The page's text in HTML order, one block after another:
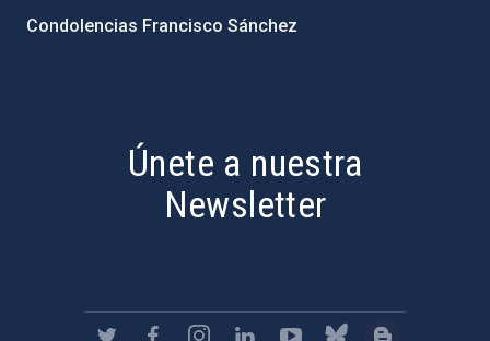
Condolencias Francisco Sánchez
Únete a nuestra
Newsletter